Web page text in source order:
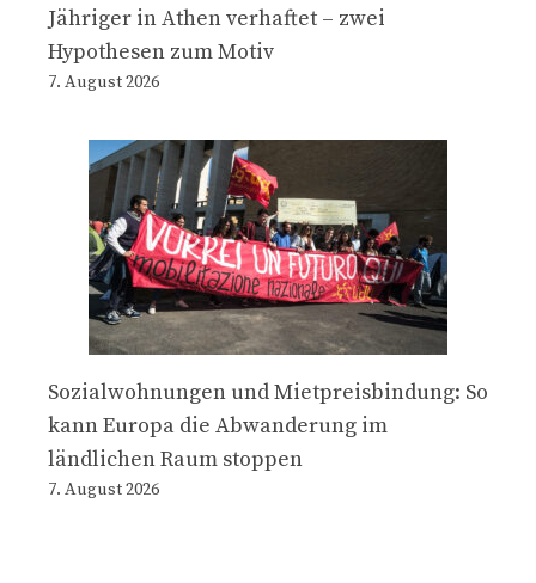
Jähriger in Athen verhaftet – zwei
Hypothesen zum Motiv
7. August 2026
Sozialwohnungen und Mietpreisbindung: So
kann Europa die Abwanderung im
ländlichen Raum stoppen
7. August 2026